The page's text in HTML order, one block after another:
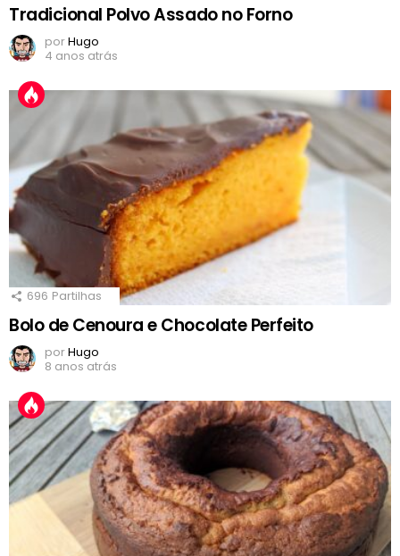
Tradicional Polvo Assado no Forno
porHugo
4 anos atrás
696 Partilhas
Bolo de Cenoura e Chocolate Perfeito
porHugo
8 anos atrás